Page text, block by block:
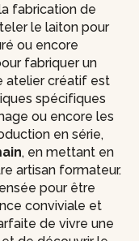
fabrication de
le laiton pour
ou encore
fabriquer un
atelier créatif est
spécifiques
ou encore les
en série,
, en mettant en
artisan formateur.
pour être
conviviale et
de vivre une